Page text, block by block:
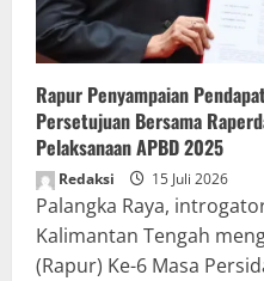
Rapur Penyampaian
Persetujuan Bersama
Pelaksanaan APBD 2025
Redaksi 15 Juli 2026
Palangka Raya,
Kalimantan Tengah
(Rapur) Ke-6 Masa